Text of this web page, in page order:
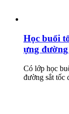
Học buổi
ựng
Có lớp học
đường sắt tốc